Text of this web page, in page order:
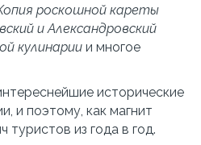
роскошной кареты
и Александровский
кулинарии и многое
исторические
и поэтому, как магнит
туристов из года в год.